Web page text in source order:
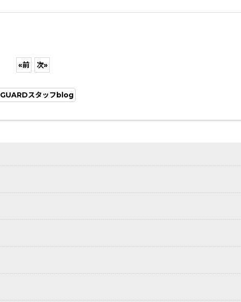
«前 次»
GUARDスタッフblog